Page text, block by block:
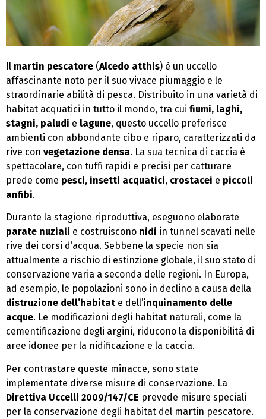
Il martin pescatore (Alcedo atthis) è un uccello
affascinante noto per il suo vivace piumaggio e le
straordinarie abilità di pesca. Distribuito in una varietà di
habitat acquatici in tutto il mondo, tra cui fiumi, laghi,
stagni, paludi e lagune, questo uccello preferisce
ambienti con abbondante cibo e riparo, caratterizzati da
rive con vegetazione densa. La sua tecnica di caccia è
spettacolare, con tuffi rapidi e precisi per catturare
prede come pesci, insetti acquatici, crostacei e piccoli
anfibi.
Durante la stagione riproduttiva, eseguono elaborate
parate nuziali e costruiscono nidi in tunnel scavati nelle
rive dei corsi d’acqua. Sebbene la specie non sia
attualmente a rischio di estinzione globale, il suo stato di
conservazione varia a seconda delle regioni. In Europa,
ad esempio, le popolazioni sono in declino a causa della
distruzione dell’habitat e dell’inquinamento delle
acque. Le modificazioni degli habitat naturali, come la
cementificazione degli argini, riducono la disponibilità di
aree idonee per la nidificazione e la caccia.
Per contrastare queste minacce, sono state
implementate diverse misure di conservazione. La
Direttiva Uccelli 2009/147/CE prevede misure speciali
per la conservazione degli habitat del martin pescatore.